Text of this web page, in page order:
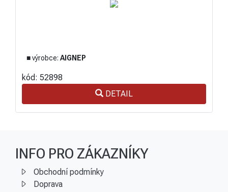
■ výrobce:AIGNEP
kód: 52898
DETAIL
INFO PRO ZÁKAZNÍKY
Obchodní podmínky
Doprava